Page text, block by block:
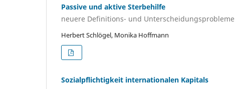
Passive und aktive Sterbehilfe
neuere Definitions- und Unterscheidungsprobleme
Herbert Schlögel, Monika Hoffmann
Sozialpflichtigkeit internationalen Kapitals